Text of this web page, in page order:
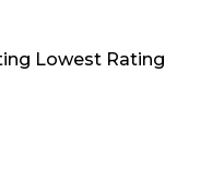
Lowest Rating